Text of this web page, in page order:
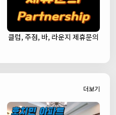
클럽, 주점, 바, 라운지 제휴문의
더보기